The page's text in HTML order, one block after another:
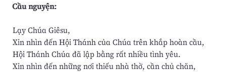
Cầu nguyện:
Lạy Chúa Giêsu,
Xin nhìn đến Hội Thánh của Chúa trên khắp hoàn cầu,
Hội Thánh Chúa đã lập bằng rất nhiều tình yêu.
Xin nhìn đến những nơi thiếu nhà thờ, cần chủ chăn,